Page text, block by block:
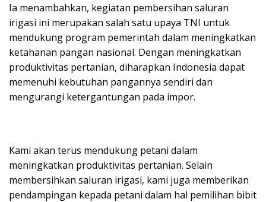
Ia menambahkan, kegiatan pembersihan saluran
irigasi ini merupakan salah satu upaya TNI untuk
mendukung program pemerintah dalam meningkatkan
ketahanan pangan nasional. Dengan meningkatkan
produktivitas pertanian, diharapkan Indonesia dapat
memenuhi kebutuhan pangannya sendiri dan
mengurangi ketergantungan pada impor.
Kami akan terus mendukung petani dalam
meningkatkan produktivitas pertanian. Selain
membersihkan saluran irigasi, kami juga memberikan
pendampingan kepada petani dalam hal pemilihan bibit